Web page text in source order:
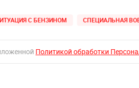
С БЕНЗИНОМ СПЕЦИАЛЬНАЯ
Политикой обработки